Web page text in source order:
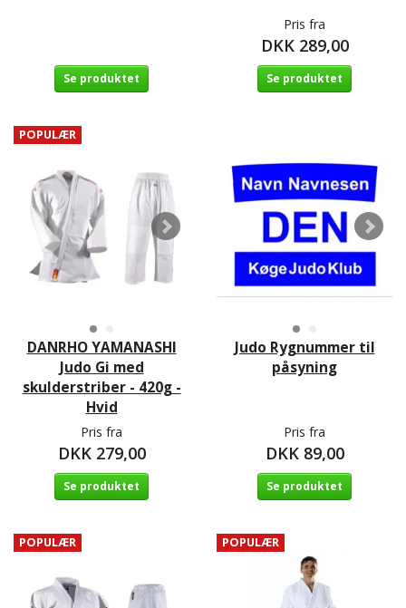
Se produktet
Pris fra
DKK 289,00
Se produktet
POPULÆR
DANRHO YAMANASHI
Judo Gi med
skulderstriber - 420g -
Hvid
Pris fra
DKK 279,00
Se produktet
Judo Rygnummer til
påsyning
Pris fra
DKK 89,00
Se produktet
POPULÆR POPULÆR